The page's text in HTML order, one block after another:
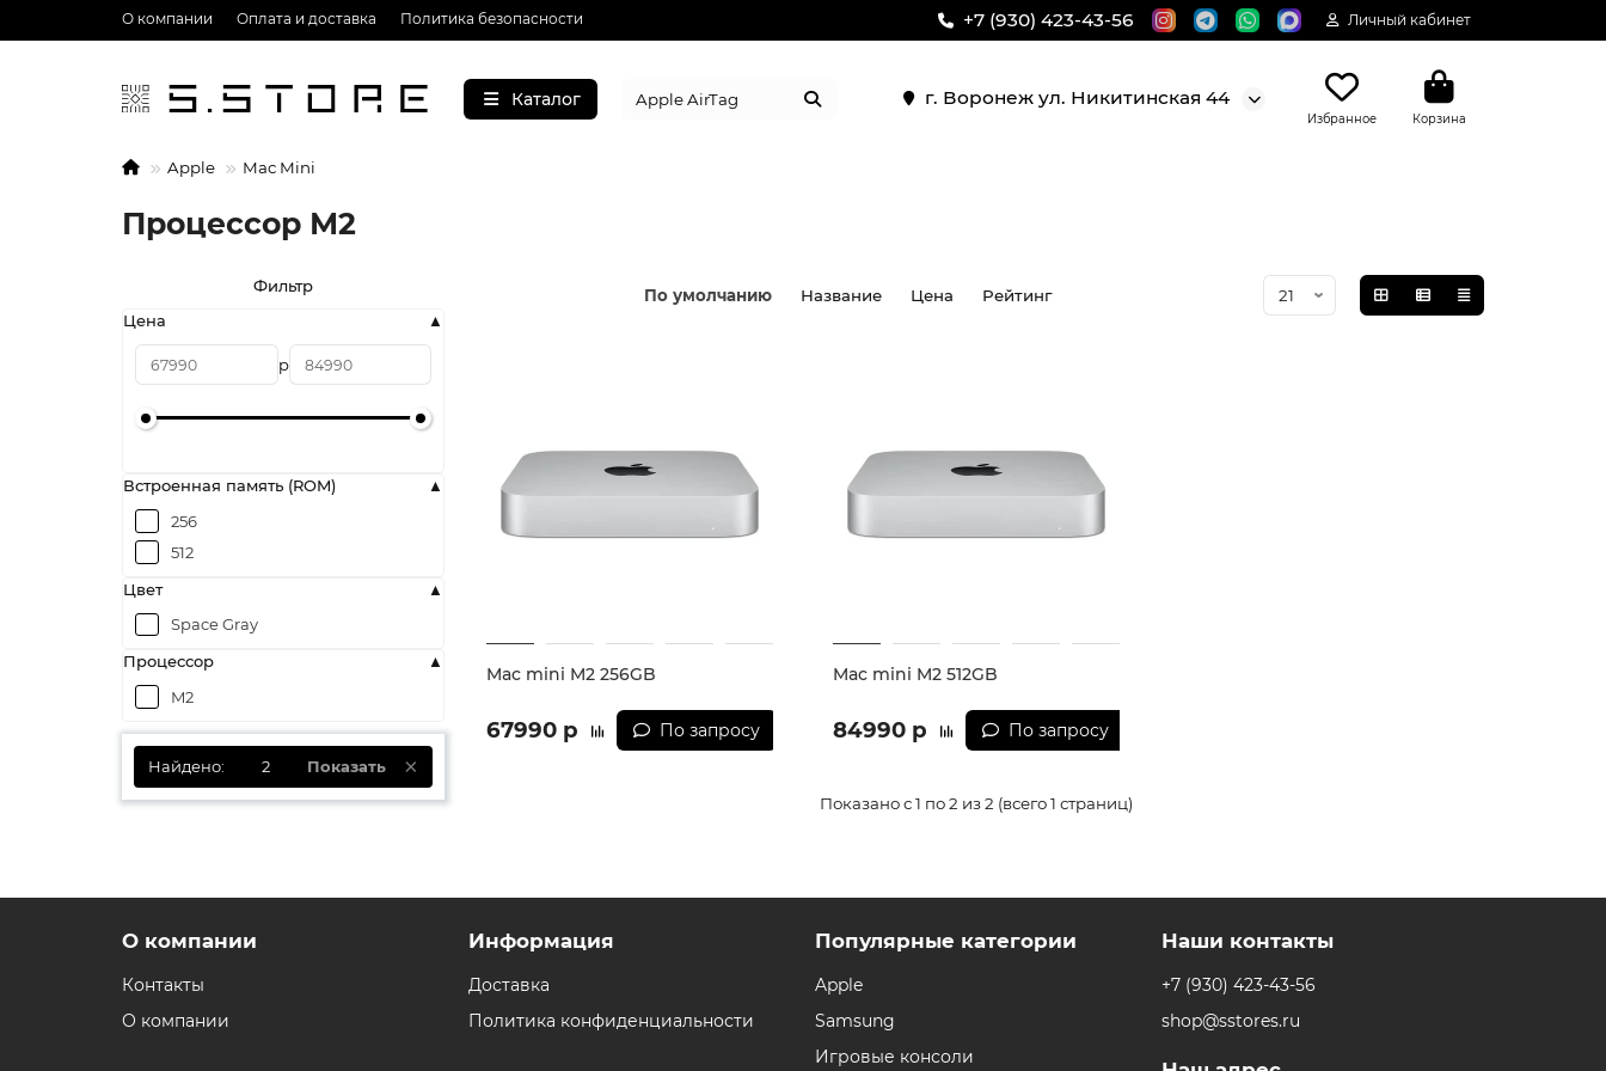
О компании Оплата и доставка Политика безопасности +7 (930) 423-43-56 Личный кабинет
Каталог г. Воронеж ул. Никитинская 44
Избранное Корзина
Apple Mac Mini
Процессор М2
Фильтр
Цена
р
Встроенная память (ROM)
256
512
Цвет
Space Gray
Процессор
M2
Найдено: 2 Показать
По умолчанию Название Цена Рейтинг
Mac mini M2 256GB
67990 р По запросу
Mac mini M2 512GB
84990 р По запросу
Показано с 1 по 2 из 2 (всего 1 страниц)
О компании
Контакты
О компании
Информация
Доставка
Политика конфиденциальности
Популярные категории
Apple
Samsung
Игровые консоли
Наши контакты
+7 (930) 423-43-56
shop@sstores.ru